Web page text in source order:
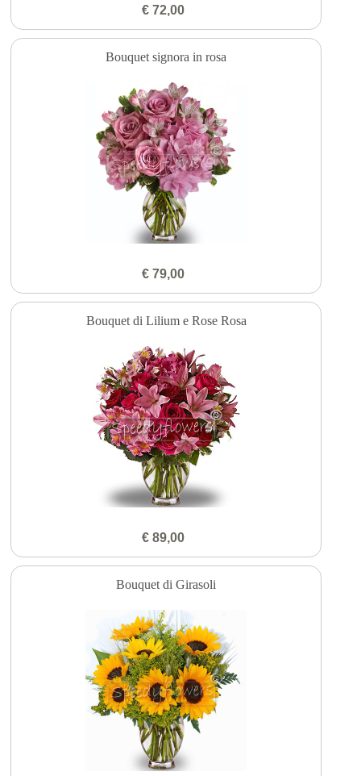
€ 72,00
Bouquet signora in rosa
€ 79,00
Bouquet di Lilium e Rose Rosa
€ 89,00
Bouquet di Girasoli